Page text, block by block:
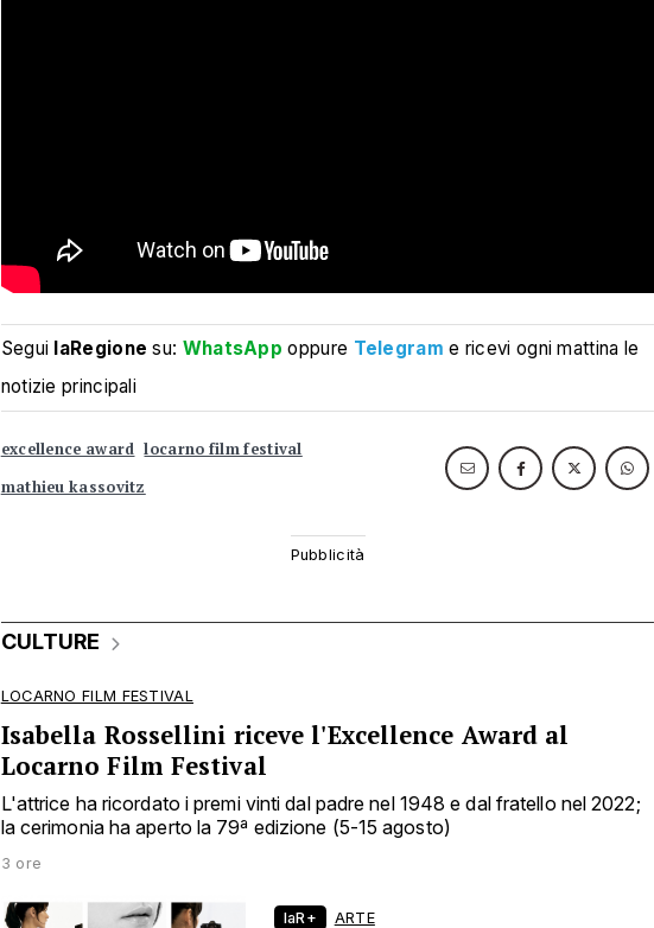
Segui laRegione su: WhatsApp oppure Telegram e ricevi ogni mattina le
notizie principali
excellence award locarno film festival
mathieu kassovitz
CULTURE
LOCARNO FILM FESTIVAL
Isabella Rossellini riceve l'Excellence Award al
Locarno Film Festival
L'attrice ha ricordato i premi vinti dal padre nel 1948 e dal fratello nel 2022;
la cerimonia ha aperto la 79ª edizione (5-15 agosto)
3 ore
laR+ ARTE